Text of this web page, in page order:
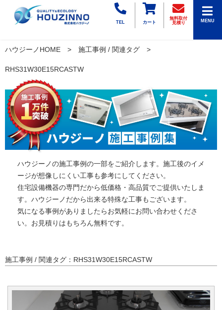
TEL カート
無料取付
見積り
MENU
ハウジーノHOME 施工事例 / 関連タグ
RHS31W30E15RCASTW
ハウジーノの施工事例の一部をご紹介します。施工後のイメ
ージが想像しにくい工事も参考にしてください。
住宅設備機器の専門だから低価格・高品質でご提供いたしま
す。ハウジーノだから出来る特殊な工事もございます。
気になる事例がありましたらお気軽にお問い合わせくださ
い。お見積りはもちろん無料です。
施工事例 / 関連タグ：RHS31W30E15RCASTW